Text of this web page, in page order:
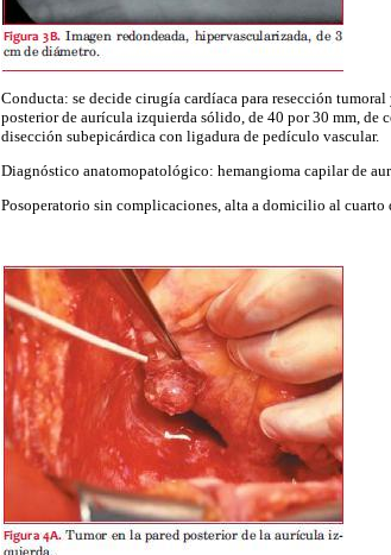
Conducta: se decide cirugía cardíaca para resección
posterior de aurícula izquierda sólido, de 40 por 30 mm,
disección subepicárdica con ligadura de pedículo vascular.
Diagnóstico anatomopatológico: hemangioma capilar de
Posoperatorio sin complicaciones, alta a domicilio al cuarto